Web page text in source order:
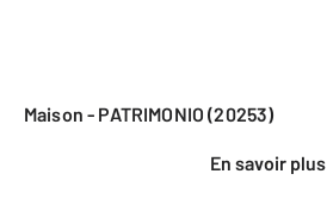
Maison - PATRIMONIO (20253)
En savoir plus